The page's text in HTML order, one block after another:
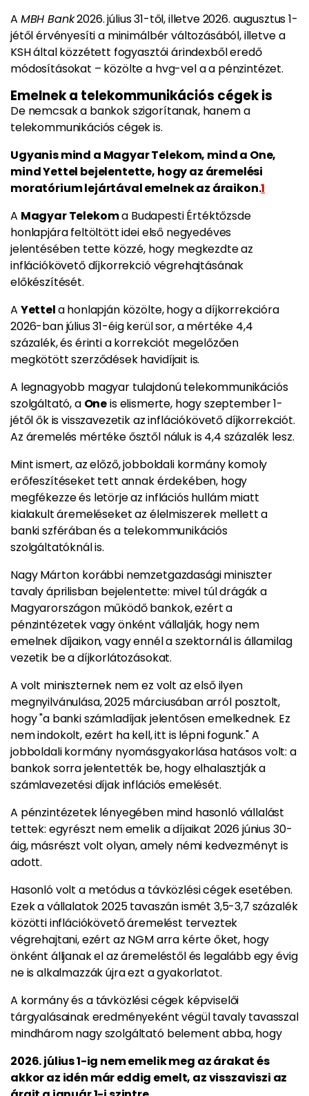
A MBH Bank2026. július 31-től, illetve 2026. augusztus 1-
jétől érvényesíti a minimálbér változásából, illetve a
KSH által közzétett fogyasztói árindexből eredő
módosításokat – közölte a hvg-vel a a pénzintézet.
Emelnek a telekommunikációs cégek is
De nemcsak a bankok szigorítanak, hanem a
telekommunikációs cégek is.
Ugyanis mind a Magyar Telekom, mind a One,
mind Yettel bejelentette, hogy az áremelési
moratórium lejártával emelnek az áraikon.1
A Magyar Telekoma Budapesti Értéktőzsde
honlapjára feltöltött idei első negyedéves
jelentésében tette közzé, hogy megkezdte az
inflációkövető díjkorrekció végrehajtásának
előkészítését.
A Yettela honlapján közölte, hogy a díjkorrekcióra
2026-ban július 31-éig kerül sor, a mértéke 4,4
százalék, és érinti a korrekciót megelőzően
megkötött szerződések havidíjait is.
A legnagyobb magyar tulajdonú telekommunikációs
szolgáltató, a Oneis elismerte, hogy szeptember 1-
jétől ők is visszavezetik az inflációkövető díjkorrekciót.
Az áremelés mértéke ősztől náluk is 4,4 százalék lesz.
Mint ismert, az előző, jobboldali kormány komoly
erőfeszítéseket tett annak érdekében, hogy
megfékezze és letörje az inflációs hullám miatt
kialakult áremeléseket az élelmiszerek mellett a
banki szférában és a telekommunikációs
szolgáltatóknál is.
Nagy Márton korábbi nemzetgazdasági miniszter
tavaly áprilisban bejelentette: mivel túl drágák a
Magyarországon működő bankok, ezért a
pénzintézetek vagy önként vállalják, hogy nem
emelnek díjaikon, vagy ennél a szektornál is államilag
vezetik be a díjkorlátozásokat.
A volt miniszternek nem ez volt az első ilyen
megnyilvánulása, 2025 márciusában arról posztolt,
hogy "a banki számladíjak jelentősen emelkednek. Ez
nem indokolt, ezért ha kell, itt is lépni fogunk." A
jobboldali kormány nyomásgyakorlása hatásos volt: a
bankok sorra jelentették be, hogy elhalasztják a
számlavezetési díjak inflációs emelését.
A pénzintézetek lényegében mind hasonló vállalást
tettek: egyrészt nem emelik a díjaikat 2026 június 30-
áig, másrészt volt olyan, amely némi kedvezményt is
adott.
Hasonló volt a metódus a távközlési cégek esetében.
Ezek a vállalatok 2025 tavaszán ismét 3,5-3,7 százalék
közötti inflációkövető áremelést terveztek
végrehajtani, ezért az NGM arra kérte őket, hogy
önként álljanak el az áremeléstől és legalább egy évig
ne is alkalmazzák újra ezt a gyakorlatot.
A kormány és a távközlési cégek képviselői
tárgyalásainak eredményeként végül tavaly tavasszal
mindhárom nagy szolgáltató belement abba, hogy
2026. július 1-ig nem emelik meg az árakat és
akkor az idén már eddig emelt, az visszaviszi az